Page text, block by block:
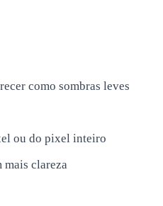
como sombras leves
ou do pixel inteiro
mais clareza